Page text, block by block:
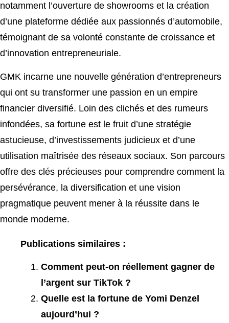
notamment l’ouverture de showrooms et la création
d’une plateforme dédiée aux passionnés d’automobile,
témoignant de sa volonté constante de croissance et
d’innovation entrepreneuriale.
GMK incarne une nouvelle génération d’entrepreneurs
qui ont su transformer une passion en un empire
financier diversifié. Loin des clichés et des rumeurs
infondées, sa fortune est le fruit d’une stratégie
astucieuse, d’investissements judicieux et d’une
utilisation maîtrisée des réseaux sociaux. Son parcours
offre des clés précieuses pour comprendre comment la
persévérance, la diversification et une vision
pragmatique peuvent mener à la réussite dans le
monde moderne.
Publications similaires :
Comment peut-on réellement gagner de
l’argent sur TikTok ?
Quelle est la fortune de Yomi Denzel
aujourd’hui ?